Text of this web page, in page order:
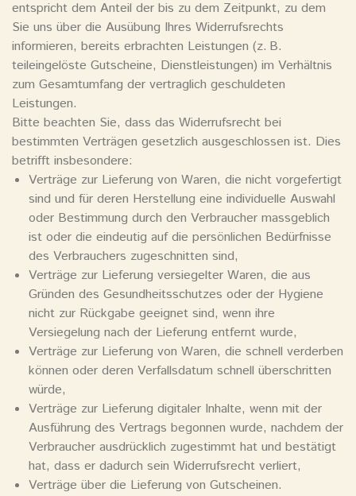
entspricht dem Anteil der bis zu dem Zeitpunkt, zu dem
Sie uns über die Ausübung Ihres Widerrufsrechts
informieren, bereits erbrachten Leistungen (z. B.
teileingelöste Gutscheine, Dienstleistungen) im Verhältnis
zum Gesamtumfang der vertraglich geschuldeten
Leistungen.
Bitte beachten Sie, dass das Widerrufsrecht bei
bestimmten Verträgen gesetzlich ausgeschlossen ist. Dies
betrifft insbesondere:
Verträge zur Lieferung von Waren, die nicht vorgefertigt
sind und für deren Herstellung eine individuelle Auswahl
oder Bestimmung durch den Verbraucher massgeblich
ist oder die eindeutig auf die persönlichen Bedürfnisse
des Verbrauchers zugeschnitten sind,
Verträge zur Lieferung versiegelter Waren, die aus
Gründen des Gesundheitsschutzes oder der Hygiene
nicht zur Rückgabe geeignet sind, wenn ihre
Versiegelung nach der Lieferung entfernt wurde,
Verträge zur Lieferung von Waren, die schnell verderben
können oder deren Verfallsdatum schnell überschritten
würde,
Verträge zur Lieferung digitaler Inhalte, wenn mit der
Ausführung des Vertrags begonnen wurde, nachdem der
Verbraucher ausdrücklich zugestimmt hat und bestätigt
hat, dass er dadurch sein Widerrufsrecht verliert,
Verträge über die Lieferung von Gutscheinen.